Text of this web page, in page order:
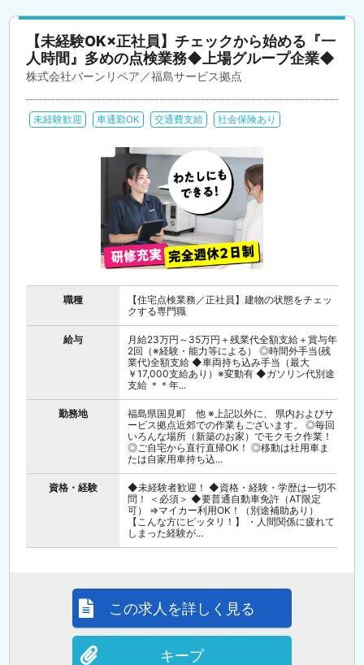
【未経験OK×正社員】チェックから始める『一
人時間』多めの点検業務◆上場グループ企業◆
株式会社バーンリペア／福島サービス拠点
未経験歓迎 車通勤OK 交通費支給 社会保険あり
職種
【住宅点検業務／正社員】建物の状態をチェッ
クする専門職
給与
月給23万円～35万円＋残業代全額支給＋賞与年
2回（※経験・能力等による） ◎時間外手当(残
業代)全額支給 ◆車両持ち込み手当（最大
￥17,000支給あり）※変動有 ◆ガソリン代別途
支給 ＊＊年...
勤務地
福島県国見町 他 ※上記以外に、 県内およびサ
ービス拠点近郊での作業もございます。 ◎毎回
いろんな場所（新築のお家）でモクモク作業！
◎ご自宅から直行直帰OK！ ◎移動は社用車ま
たは自家用車持ち込...
資格・経験
◆未経験者歓迎！ ◆資格・経験・学歴は一切不
問！ ＜必須＞ ◆要普通自動車免許（AT限定
可） ⇒マイカー利用OK！（別途補助あり）
【こんな方にピッタリ！】 ・人間関係に疲れて
しまった経験が...
この求人を詳しく見る
キープ